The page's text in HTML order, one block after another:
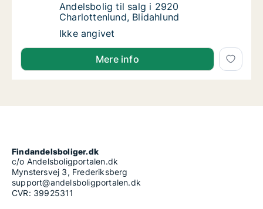
Andelsbolig til salg i 2920 Charlottenlund,
Andelsbolig til salg i 2920
Charlottenlund, Blidahlund
Andelsbolig til salg i 2920 Charlottenlund,
Ikke angivet
Mere info
Findandelsboliger.dk
c/o Andelsboligportalen.dk
Mynstersvej 3, Frederiksberg
support@andelsboligportalen.dk
CVR: 39925311